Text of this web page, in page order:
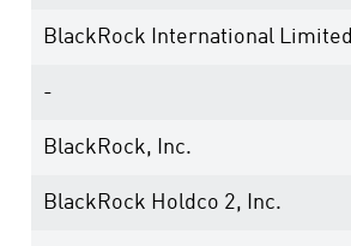
BlackRock International Limited
-
BlackRock, Inc.
BlackRock Holdco 2, Inc.